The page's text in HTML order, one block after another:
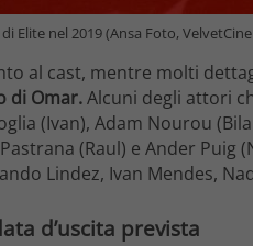
Elite nel 2019 (Ansa Foto,
al cast, mentre molti
di Omar.Alcuni degli attori
(Ivan), Adam Nourou
(Raul) e Ander Puig
Lindez, Ivan Mendes,
d’uscita prevista